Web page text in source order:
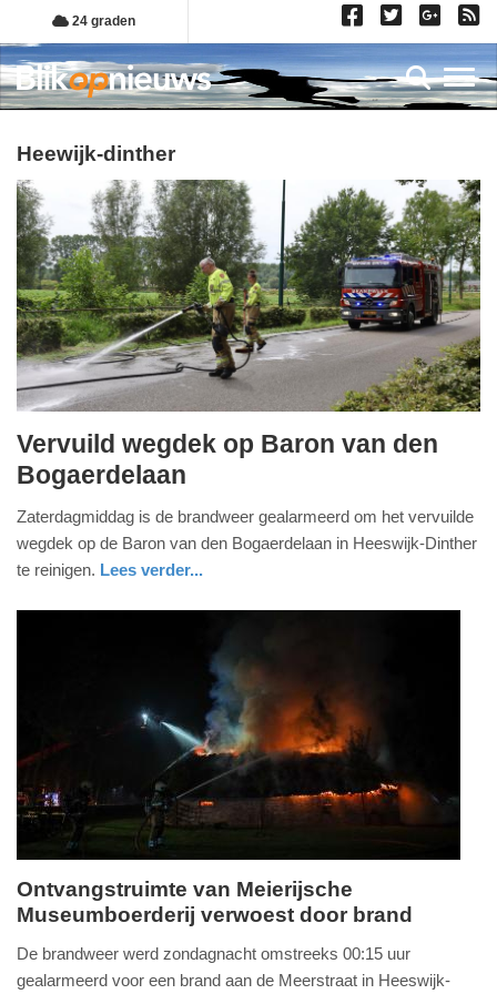
Overslaan
en
naar
de
gaan
24 graden
heewijk-dinther
zaterdag,
juli
2024
-
09:10
Vervuild wegdek op Baron van den
Bogaerdelaan
Zaterdagmiddag is de brandweer gealarmeerd om het vervuilde
wegdek op de Baron van den Bogaerdelaan in Heeswijk-Dinther
te reinigen. Lees verder...
maandag,
Ontvangstruimte van Meierijsche
Museumboerderij verwoest door brand
De brandweer werd zondagnacht omstreeks 00:15 uur
gealarmeerd voor een brand aan de Meerstraat in Heeswijk-